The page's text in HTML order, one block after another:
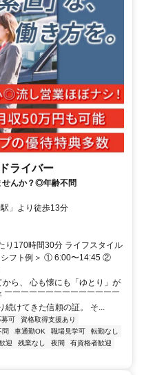
ライバー
せんか？◎年齢不問
」より徒歩13分
り170時間30分 ライフスタイル
シフト例＞ ① 6:00〜14:45 ②
ら、 心も懐にも「ゆとり」が
￣￣￣￣￣￣￣￣￣￣￣￣￣
けてきた信頼の証。 そ...
募可
資格取得支援あり
問 車通勤OK 職場見学可
転勤なし
迎 残業なし 夜間
有資格者歓迎